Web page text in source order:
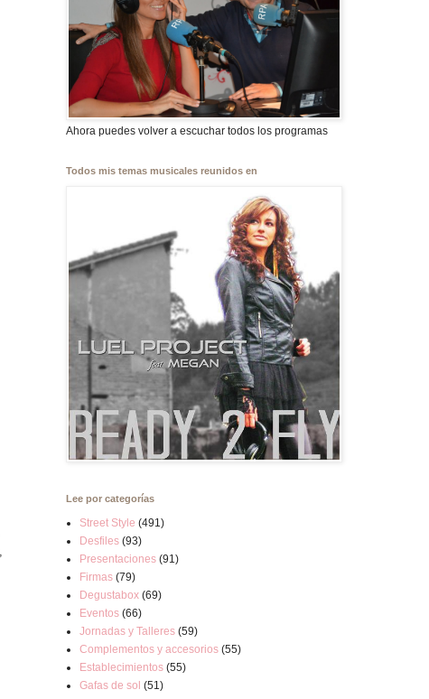
Ahora puedes volver a escuchar todos los programas
Todos mis temas musicales reunidos en
Lee por categorías
Street Style (491)
Desfiles (93)
Presentaciones (91)
Firmas (79)
Degustabox (69)
Eventos (66)
Jornadas y Talleres (59)
Complementos y accesorios (55)
Establecimientos (55)
Gafas de sol (51)